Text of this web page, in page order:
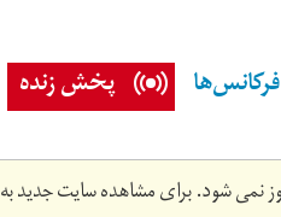
فرکانس‌ها پخش زنده
نمی شود. برای مشاهده سایت جدید به